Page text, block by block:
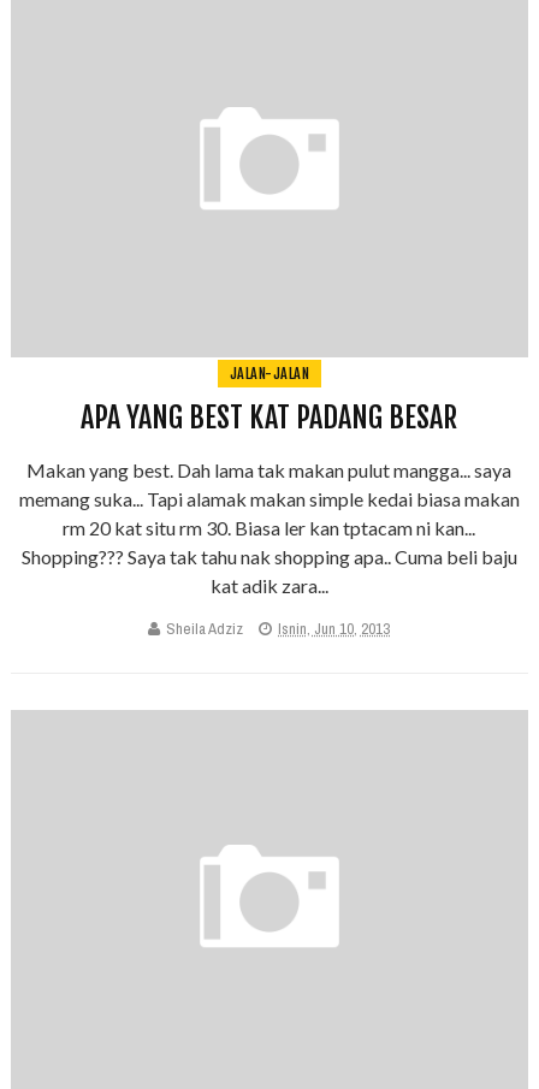
JALAN-JALAN
APA YANG BEST KAT PADANG BESAR
Makan yang best. Dah lama tak makan pulut mangga... saya
memang suka... Tapi alamak makan simple kedai biasa makan
rm 20 kat situ rm 30. Biasa ler kan tptacam ni kan...
Shopping??? Saya tak tahu nak shopping apa.. Cuma beli baju
kat adik zara...
Sheila Adziz Isnin, Jun 10, 2013